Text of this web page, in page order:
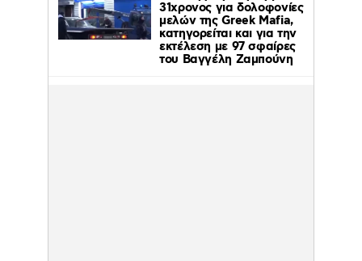
31χρονος για δολοφονίες
μελών της Greek Mafia,
κατηγορείται και για την
εκτέλεση με 97 σφαίρες
του Βαγγέλη Ζαμπούνη